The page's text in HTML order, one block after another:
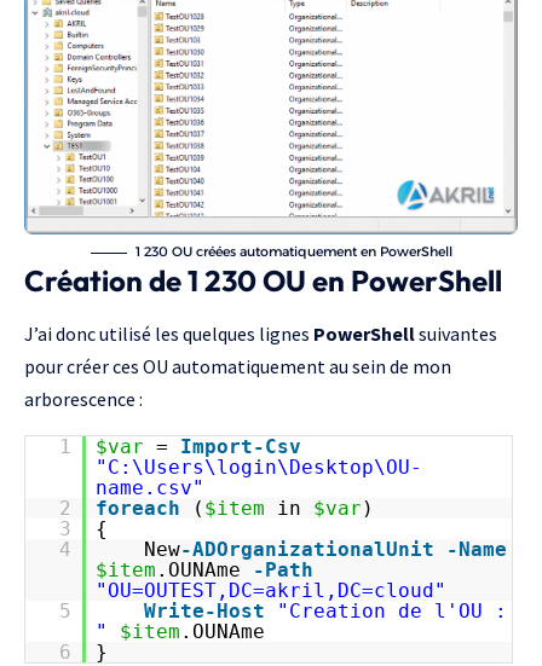
1 230 OU créées automatiquement en PowerShell
Création de 1 230 OU en PowerShell
J’ai donc utilisé les quelques lignes PowerShellsuivantes
pour créer ces OU automatiquement au sein de mon
arborescence :
1 $var = Import-Csv
"C:\Users\login\Desktop\OU-
name.csv"
2
foreach ( $item in $var )
3
{
4
New-ADOrganizationalUnit
-Name
$item .OUNAme
-Path
"OU=OUTEST,DC=akril,DC=cloud"
5
Write-Host
"Creation de l'OU :
"
$item .OUNAme
6
}